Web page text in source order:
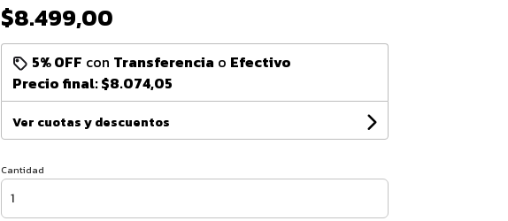
$8.499,00
5% OFF con Transferencia o Efectivo
Precio final:$8.074,05
Ver cuotas y descuentos
Cantidad